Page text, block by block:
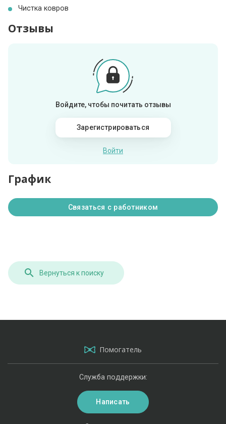
Чистка ковров
Отзывы
Войдите, чтобы почитать отзывы
Зарегистрироваться
Войти
График
Связаться с работником
Вернуться к поиску
Помогатель
Служба поддержки:
Написать